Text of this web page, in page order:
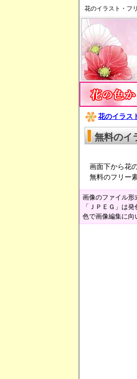
花のイラスト・フ
花のイラス
無料のイ
画面下から花
無料のフリー
画像のファイル形
「ＪＰＥＧ」は
色で画像編集に向